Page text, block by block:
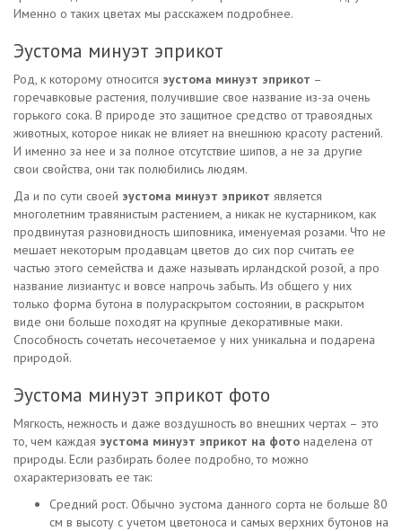
Именно о таких цветах мы расскажем подробнее.
Эустома минуэт эприкот
Род, к которому относится эустома минуэт эприкот –
горечавковые растения, получившие свое название из-за очень
горького сока. В природе это защитное средство от травоядных
животных, которое никак не влияет на внешнюю красоту растений.
И именно за нее и за полное отсутствие шипов, а не за другие
свои свойства, они так полюбились людям.
Да и по сути своей эустома минуэт эприкот является
многолетним травянистым растением, а никак не кустарником, как
продвинутая разновидность шиповника, именуемая розами. Что не
мешает некоторым продавцам цветов до сих пор считать ее
частью этого семейства и даже называть ирландской розой, а про
название лизиантус и вовсе напрочь забыть. Из общего у них
только форма бутона в полураскрытом состоянии, в раскрытом
виде они больше походят на крупные декоративные маки.
Способность сочетать несочетаемое у них уникальна и подарена
природой.
Эустома минуэт эприкот фото
Мягкость, нежность и даже воздушность во внешних чертах – это
то, чем каждая эустома минуэт эприкот на фото наделена от
природы. Если разбирать более подробно, то можно
охарактеризовать ее так:
Средний рост. Обычно эустома данного сорта не больше 80
см в высоту с учетом цветоноса и самых верхних бутонов на